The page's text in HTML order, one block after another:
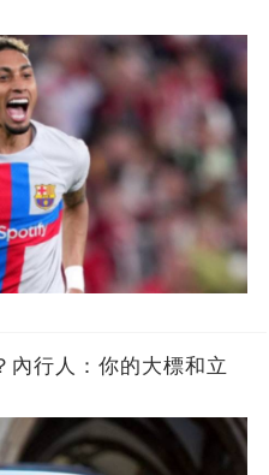
內行人：你的大標和立